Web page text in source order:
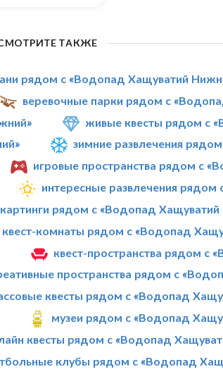
ТАКЖЕ
рядом с «Водопад Хащуватий
веревочные парки рядом с
живые квесты рядом с
зимние развлечения
игровые пространства рядом с
интересные развлечения
картинги рядом с «Водопад
квест-комнаты рядом с «Водопад
квест-пространства рядом с
пространства рядом с
квесты рядом с «Водопад
музеи рядом с «Водопад
квесты рядом с «Водопад
клубы рядом с «Водопад